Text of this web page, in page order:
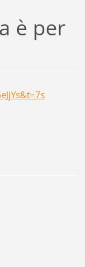
è per